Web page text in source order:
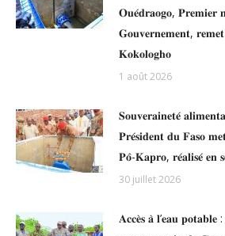
𝐎𝐮𝐞́𝐝𝐫𝐚𝐨𝐠𝐨, 𝐏𝐫𝐞𝐦𝐢𝐞𝐫
𝐆𝐨𝐮𝐯𝐞𝐫𝐧𝐞𝐦𝐞𝐧𝐭, 𝐫𝐞𝐦𝐞𝐭
𝐊𝐨𝐤𝐨𝐥𝐨𝐠𝐡𝐨
1 août 2026
𝐒𝐨𝐮𝐯𝐞𝐫𝐚𝐢𝐧𝐞𝐭𝐞́
𝐏𝐫𝐞́𝐬𝐢𝐝𝐞𝐧𝐭 𝐝𝐮 𝐅𝐚𝐬𝐨
𝐏𝐨̂-𝐊𝐚𝐩𝐫𝐨, 𝐫𝐞́𝐚𝐥𝐢𝐬𝐞́ 𝐞𝐧
30 juillet 2026
𝐀𝐜𝐜𝐞̀𝐬 𝐚̀ 𝐥’𝐞𝐚𝐮 𝐩𝐨𝐭𝐚𝐛𝐥𝐞